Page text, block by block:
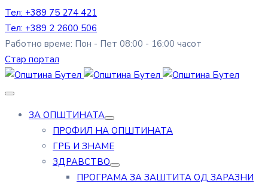
Тел: +389 75 274 421
Тел: +389 2 2600 506
Работно време: Пон - Пет 08:00 - 16:00 часот
Стар портал
ЗА ОПШТИНАТА
ПРОФИЛ НА ОПШТИНАТА
ГРБ И ЗНАМЕ
ЗДРАВСТВО
ПРОГРАМА ЗА ЗАШТИТА ОД ЗАРАЗНИ